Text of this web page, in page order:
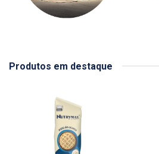
Produtos em destaque